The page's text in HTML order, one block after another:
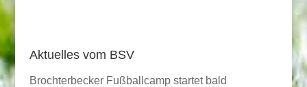
Aktuelles vom BSV
Brochterbecker Fußballcamp startet bald